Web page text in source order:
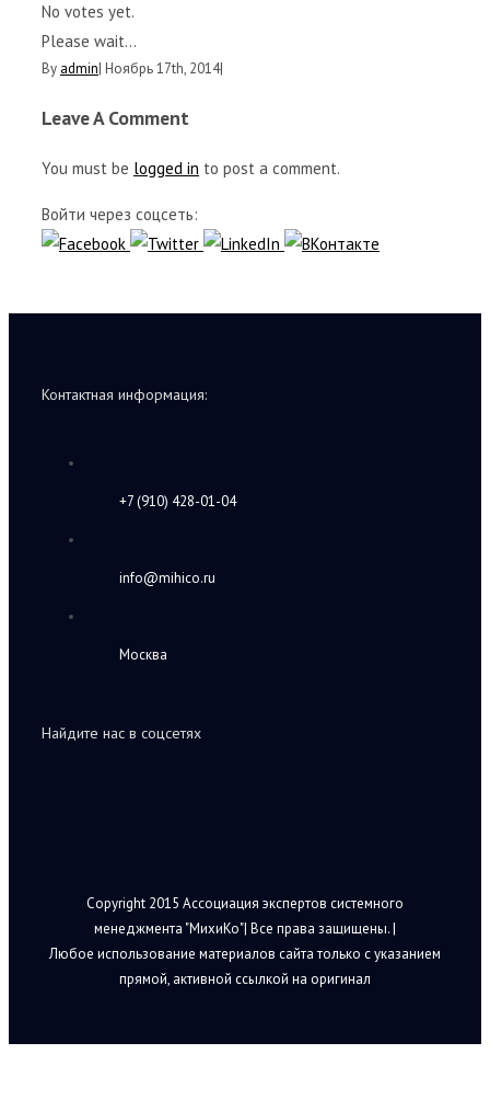
No votes yet.
Please wait...
By admin| Ноябрь 17th, 2014|
Leave A Comment
You must be logged in to post a comment.
Войти через соцсеть:
Контактная информация:
+7 (910) 428-01-04
info@mihico.ru
Москва
Найдите нас в соцсетях
Copyright 2015 Ассоциация экспертов системного
менеджмента "МихиКо"| Все права защищены. |
Любое использование материалов сайта только с указанием
прямой, активной ссылкой на оригинал